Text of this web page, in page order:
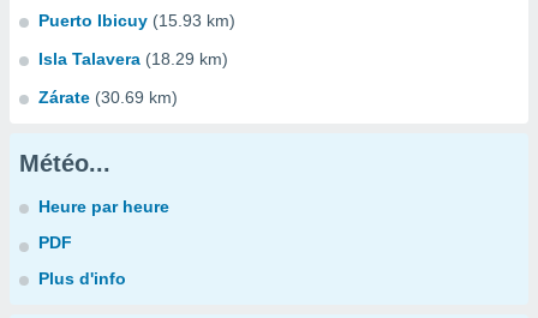
Puerto Ibicuy (15.93 km)
Isla Talavera (18.29 km)
Zárate (30.69 km)
Météo...
Heure par heure
PDF
Plus d'info